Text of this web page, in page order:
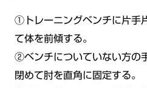
①トレーニングベンチに片手
て体を前傾する。
②ベンチについていない方の
閉めて肘を直角に固定する。